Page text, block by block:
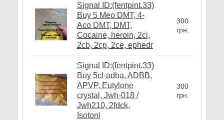
Signal ID:(fentpint.33)
Buy 5 Meo DMT, 4-
Aco DMT, DMT,
Cocaine, heroin, 2ci,
2cb, 2cp, 2ce, ephedr
300
грн.
Signal ID:(fentpint.33)
Buy 5cl-adba, ADBB,
APVP, Eutylone
crystal, Jwh-018 /
Jwh210, 2fdck,
Isotoni
300
грн.